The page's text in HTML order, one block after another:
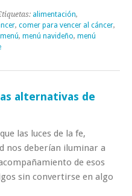
alimentación,
, comer para vencer al cáncer,
menú, menú navideño, menú
alternativas de
las luces de la fe,
nos deberían iluminar a
de esos
sin convertirse en algo